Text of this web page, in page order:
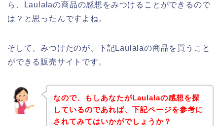
ら、Laulalaの商品の感想をみつけることができるので
は？と思ったんですよね。
そして、みつけたのが、下記Laulalaの商品を買うこと
ができる販売サイトです。
なので、もしあなたがLaulalaの感想を探
しているのであれば、下記ページを参考に
されてみてはいかがでしょうか？